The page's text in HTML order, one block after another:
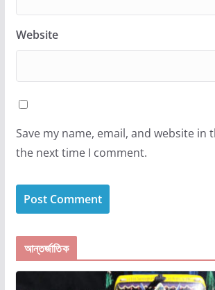
Website
Save my name, email, and website in
the next time I comment.
আন্তর্জাতিক